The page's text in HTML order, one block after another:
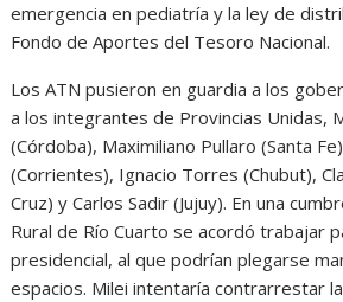
emergencia en pediatría y la ley de
Fondo de Aportes del Tesoro Nacional.
Los ATN pusieron en guardia a los
a los integrantes de Provincias Unidas,
(Córdoba), Maximiliano Pullaro (Santa
(Corrientes), Ignacio Torres (Chubut),
Cruz) y Carlos Sadir (Jujuy). En una
Rural de Río Cuarto se acordó trabajar
presidencial, al que podrían plegarse
espacios. Milei intentaría contrarrestar